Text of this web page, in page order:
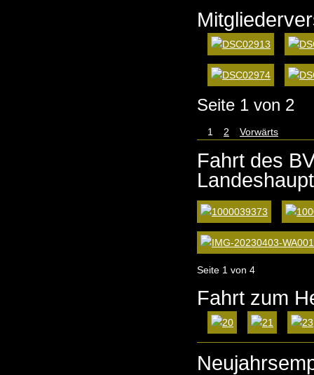
Seite 1 von 2
1 2 Vorwärts
Fahrt des
Seite 1 von 4
Fahrt zum